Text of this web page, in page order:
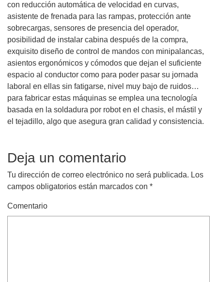
con reducción automática de velocidad en curvas,
asistente de frenada para las rampas, protección ante
sobrecargas, sensores de presencia del operador,
posibilidad de instalar cabina después de la compra,
exquisito diseño de control de mandos con minipalancas,
asientos ergonómicos y cómodos que dejan el suficiente
espacio al conductor como para poder pasar su jornada
laboral en ellas sin fatigarse, nivel muy bajo de ruidos…
para fabricar estas máquinas se emplea una tecnología
basada en la soldadura por robot en el chasis, el mástil y
el tejadillo, algo que asegura gran calidad y consistencia.
Deja un comentario
Tu dirección de correo electrónico no será publicada. Los
campos obligatorios están marcados con *
Comentario